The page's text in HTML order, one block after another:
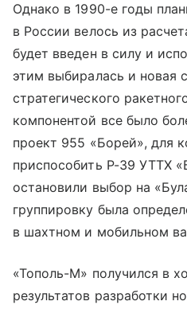
Однако в 1990-е годы
в России велось из
будет введен в силу и
этим выбиралась и новая
стратегического
компонентой все было
проект 955 «Борей», для
приспособить Р-39 УТТХ
остановили выбор на
группировку была
в шахтном и мобильном
«Тополь-М» получился в
результатов разработки